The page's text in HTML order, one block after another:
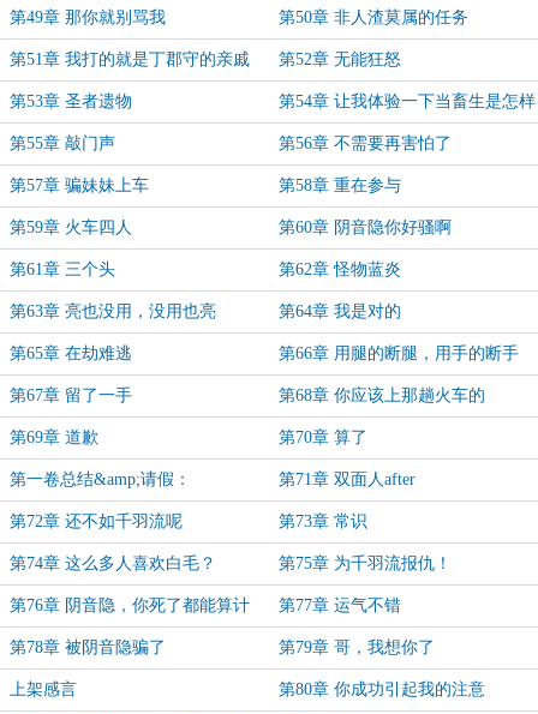
第49章 那你就别骂我 第50章 非人渣莫属的任务
第51章 我打的就是丁郡守的亲戚 第52章 无能狂怒
第53章 圣者遗物 第54章 让我体验一下当畜生是怎样
的感觉
第55章 敲门声 第56章 不需要再害怕了
第57章 骗妹妹上车 第58章 重在参与
第59章 火车四人 第60章 阴音隐你好骚啊
第61章 三个头 第62章 怪物蓝炎
第63章 亮也没用，没用也亮 第64章 我是对的
第65章 在劫难逃 第66章 用腿的断腿，用手的断手
第67章 留了一手 第68章 你应该上那趟火车的
第69章 道歉 第70章 算了
第一卷总结&amp;请假： 第71章 双面人after
第72章 还不如千羽流呢 第73章 常识
第74章 这么多人喜欢白毛？ 第75章 为千羽流报仇！
第76章 阴音隐，你死了都能算计
我！？
第77章 运气不错
第78章 被阴音隐骗了 第79章 哥，我想你了
上架感言 第80章 你成功引起我的注意